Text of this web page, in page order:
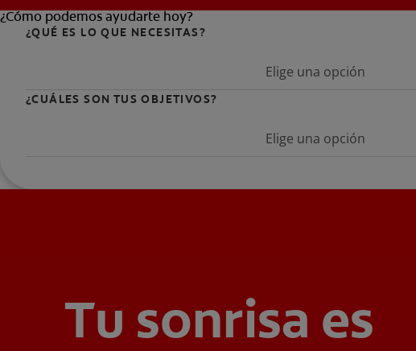
¿Cómo podemos ayudarte hoy?
¿QUÉ ES LO QUE NECESITAS?
Elige una opción
¿CUÁLES SON TUS OBJETIVOS?
Elige una opción
Tu sonrisa es